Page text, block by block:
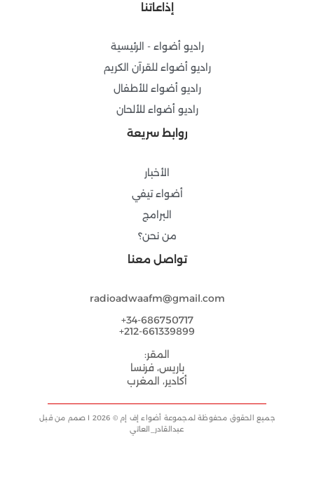
e
r
m
-
f
إذاعاتنا
راديو أضواء - الرئيسية
راديو أضواء للقرآن الكريم
راديو أضواء للأطفال
راديو أضواء للألحان
روابط سريعة
الأخبار
أضواء تيفي
البرامج
من نحن؟
تواصل معنا
radioadwaafm@gmail.com
34-686750717+
212-661339899+
المقر:
باريس، فرنسا
أكادير، المغرب
جميع الحقوق محفوظة لمجموعة أضواء إف إم © 2026 l صمم من قبل
عبدالقادر_العاتي